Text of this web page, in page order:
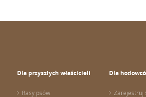
Dla przyszłych właścicieli
Rasy psów
Dla
Zarejestruj